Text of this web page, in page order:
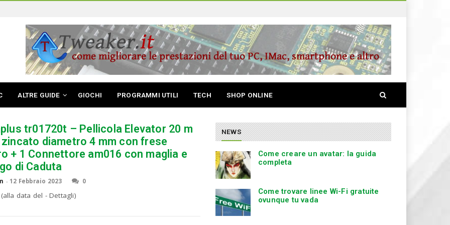
ALTRE GUIDE GIOCHI PROGRAMMI UTILI TECH SHOP ONLINE
r
c
h
tr01720t – Pellicola Elevator 20 m
diametro 4 mm con frese
+ 1 Connettore am016 con maglia e
di Caduta
- 12 Febbraio 2023 0
data del - Dettagli)
NEWS
Come creare un avatar: la guida
completa
Come trovare linee Wi-Fi gratuite
ovunque tu vada